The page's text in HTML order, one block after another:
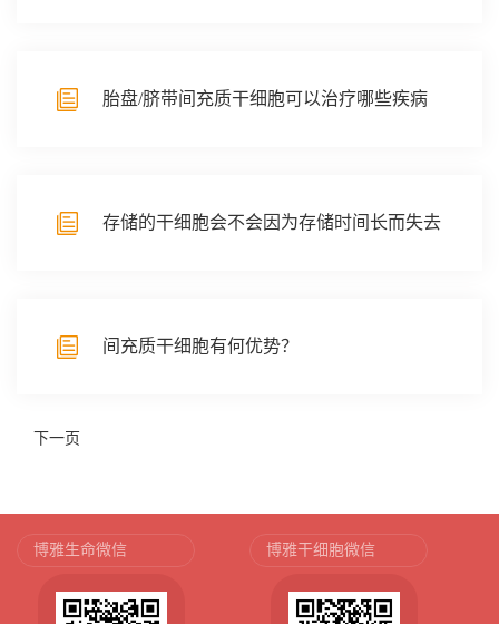
胎盘/脐带间充质干细胞可以治疗哪些疾病
存储的干细胞会不会因为存储时间长而失去
间充质干细胞有何优势？
下一页
博雅生命微信 博雅干细胞微信